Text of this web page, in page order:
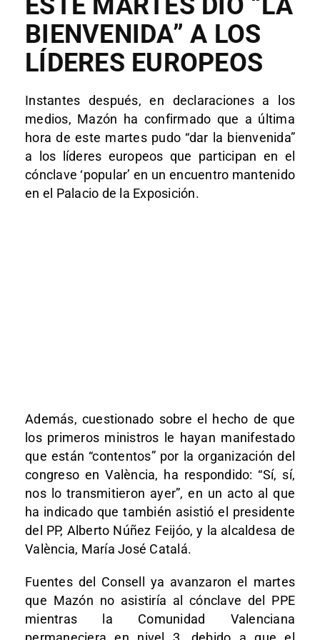
BIENVENIDA” A LOS
LÍDERES EUROPEOS
Instantes después, en declaraciones a los
medios, Mazón ha confirmado que a última
hora de este martes pudo “dar la bienvenida”
a los líderes europeos que participan en el
cónclave ‘popular’ en un encuentro mantenido
en el Palacio de la Exposición.
Además, cuestionado sobre el hecho de que
los primeros ministros le hayan manifestado
que están “contentos” por la organización del
congreso en València, ha respondido: “Sí, sí,
nos lo transmitieron ayer”, en un acto al que
ha indicado que también asistió el presidente
del PP, Alberto Núñez Feijóo, y la alcaldesa de
València, María José Catalá.
Fuentes del Consell ya avanzaron el martes
que Mazón no asistiría al cónclave del PPE
mientras la Comunidad Valenciana